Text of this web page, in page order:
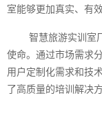
室能够更加真实、有
智慧旅游实训室
使命。通过市场需求
用户定制化需求和技
了高质量的培训解决方